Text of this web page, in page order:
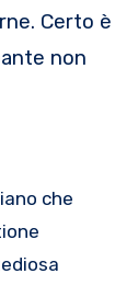
Certo è
non
che